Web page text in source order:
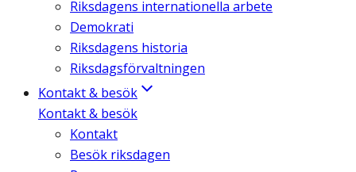
Riksdagens internationella arbete
Demokrati
Riksdagens historia
Riksdagsförvaltningen
Kontakt & besök
Kontakt & besök
Kontakt
Besök riksdagen